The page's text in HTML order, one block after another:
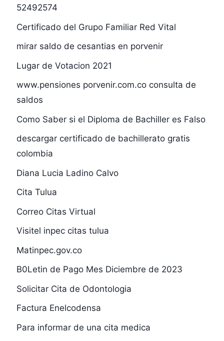
52492574
Certificado del Grupo Familiar Red Vital
mirar saldo de cesantias en porvenir
Lugar de Votacion 2021
www.pensiones porvenir.com.co consulta de
saldos
Como Saber si el Diploma de Bachiller es Falso
descargar certificado de bachillerato gratis
colombia
Diana Lucia Ladino Calvo
Cita Tulua
Correo Citas Virtual
Visitel inpec citas tulua
Matinpec.gov.co
B0Letin de Pago Mes Diciembre de 2023
Solicitar Cita de Odontologia
Factura Enelcodensa
Para informar de una cita medica